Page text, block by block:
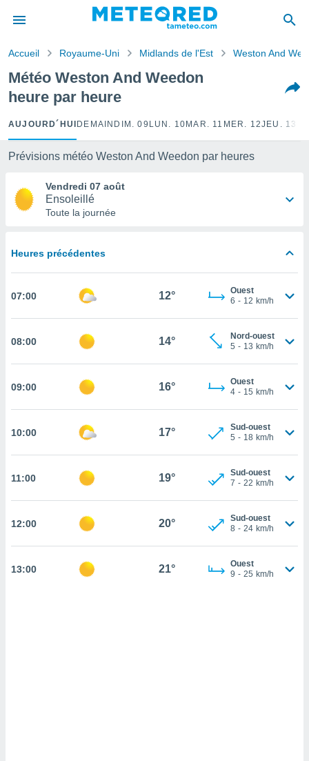
de
a
par
des
par le
de
des
sur
CONTINUER
Accueil Royaume-Uni Midlands de l'Est Weston And
Météo Weston And Weedon
heure par heure
AUJOURD´HUI DEMAIN DIM. 09 LUN. 10 MAR. 11 MER. 12JEU. 13
Prévisions météo Weston And Weedon par heures
Vendredi 07 août
Ensoleillé
Toute la journée
Heures précédentes
07:00 12°
Ouest
6 - 12 km/h
08:00 14°
Nord-ouest
5 - 13 km/h
09:00 16°
Ouest
4 - 15 km/h
10:00 17°
Sud-ouest
5 - 18 km/h
11:00 19°
Sud-ouest
7 - 22 km/h
12:00 20°
Sud-ouest
8 - 24 km/h
13:00 21°
Ouest
9 - 25 km/h